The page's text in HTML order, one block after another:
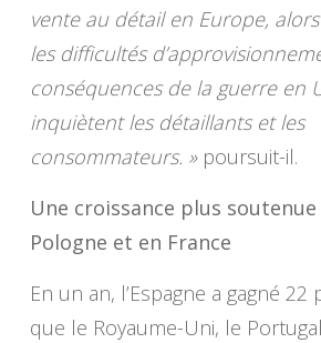
vente au détail en Europe,
les difficultés
conséquences de la guerre en
inquiètent les détaillants et les
consommateurs. »poursuit-il.
Une croissance plus soutenue
Pologne et en France
En un an, l’Espagne a gagné 22
que le Royaume-Uni, le